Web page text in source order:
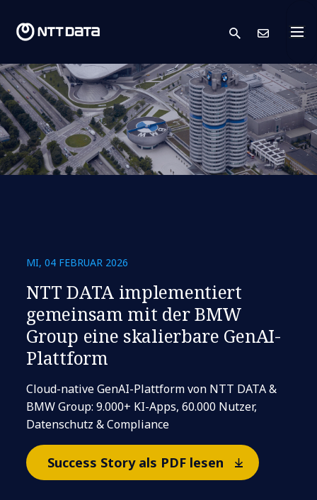
search
MI, 04 FEBRUAR 2026
NTT DATA implementiert
gemeinsam mit der BMW
Group eine skalierbare GenAI-
Plattform
Cloud-native GenAI-Plattform von NTT DATA &
BMW Group: 9.000+ KI-Apps, 60.000 Nutzer,
Datenschutz & Compliance
Success Story als PDF lesen